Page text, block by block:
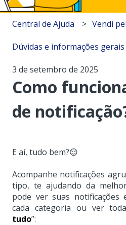
Central de Ajuda Vendi
Dúvidas e informações gerais
3 de setembro de 2025
Como
de
E aí, tudo bem?😌
Acompanhe notificações
tipo, te ajudando da
pode ver suas notificações
cada categoria ou ver
tudo”: